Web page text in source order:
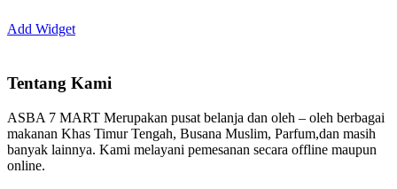
Add Widget
Tentang Kami
ASBA 7 MART Merupakan pusat belanja dan oleh – oleh berbagai
makanan Khas Timur Tengah, Busana Muslim, Parfum,dan masih
banyak lainnya. Kami melayani pemesanan secara offline maupun
online.